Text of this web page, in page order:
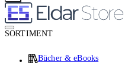
SORTIMENT
Bücher & eBooks